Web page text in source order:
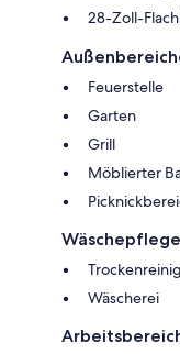
28-Zoll-
Feuerstelle
Garten
Grill
Möblierter
Wäscherei